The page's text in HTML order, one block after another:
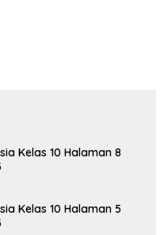
Kelas 10 Halaman 8
Kelas 10 Halaman 5